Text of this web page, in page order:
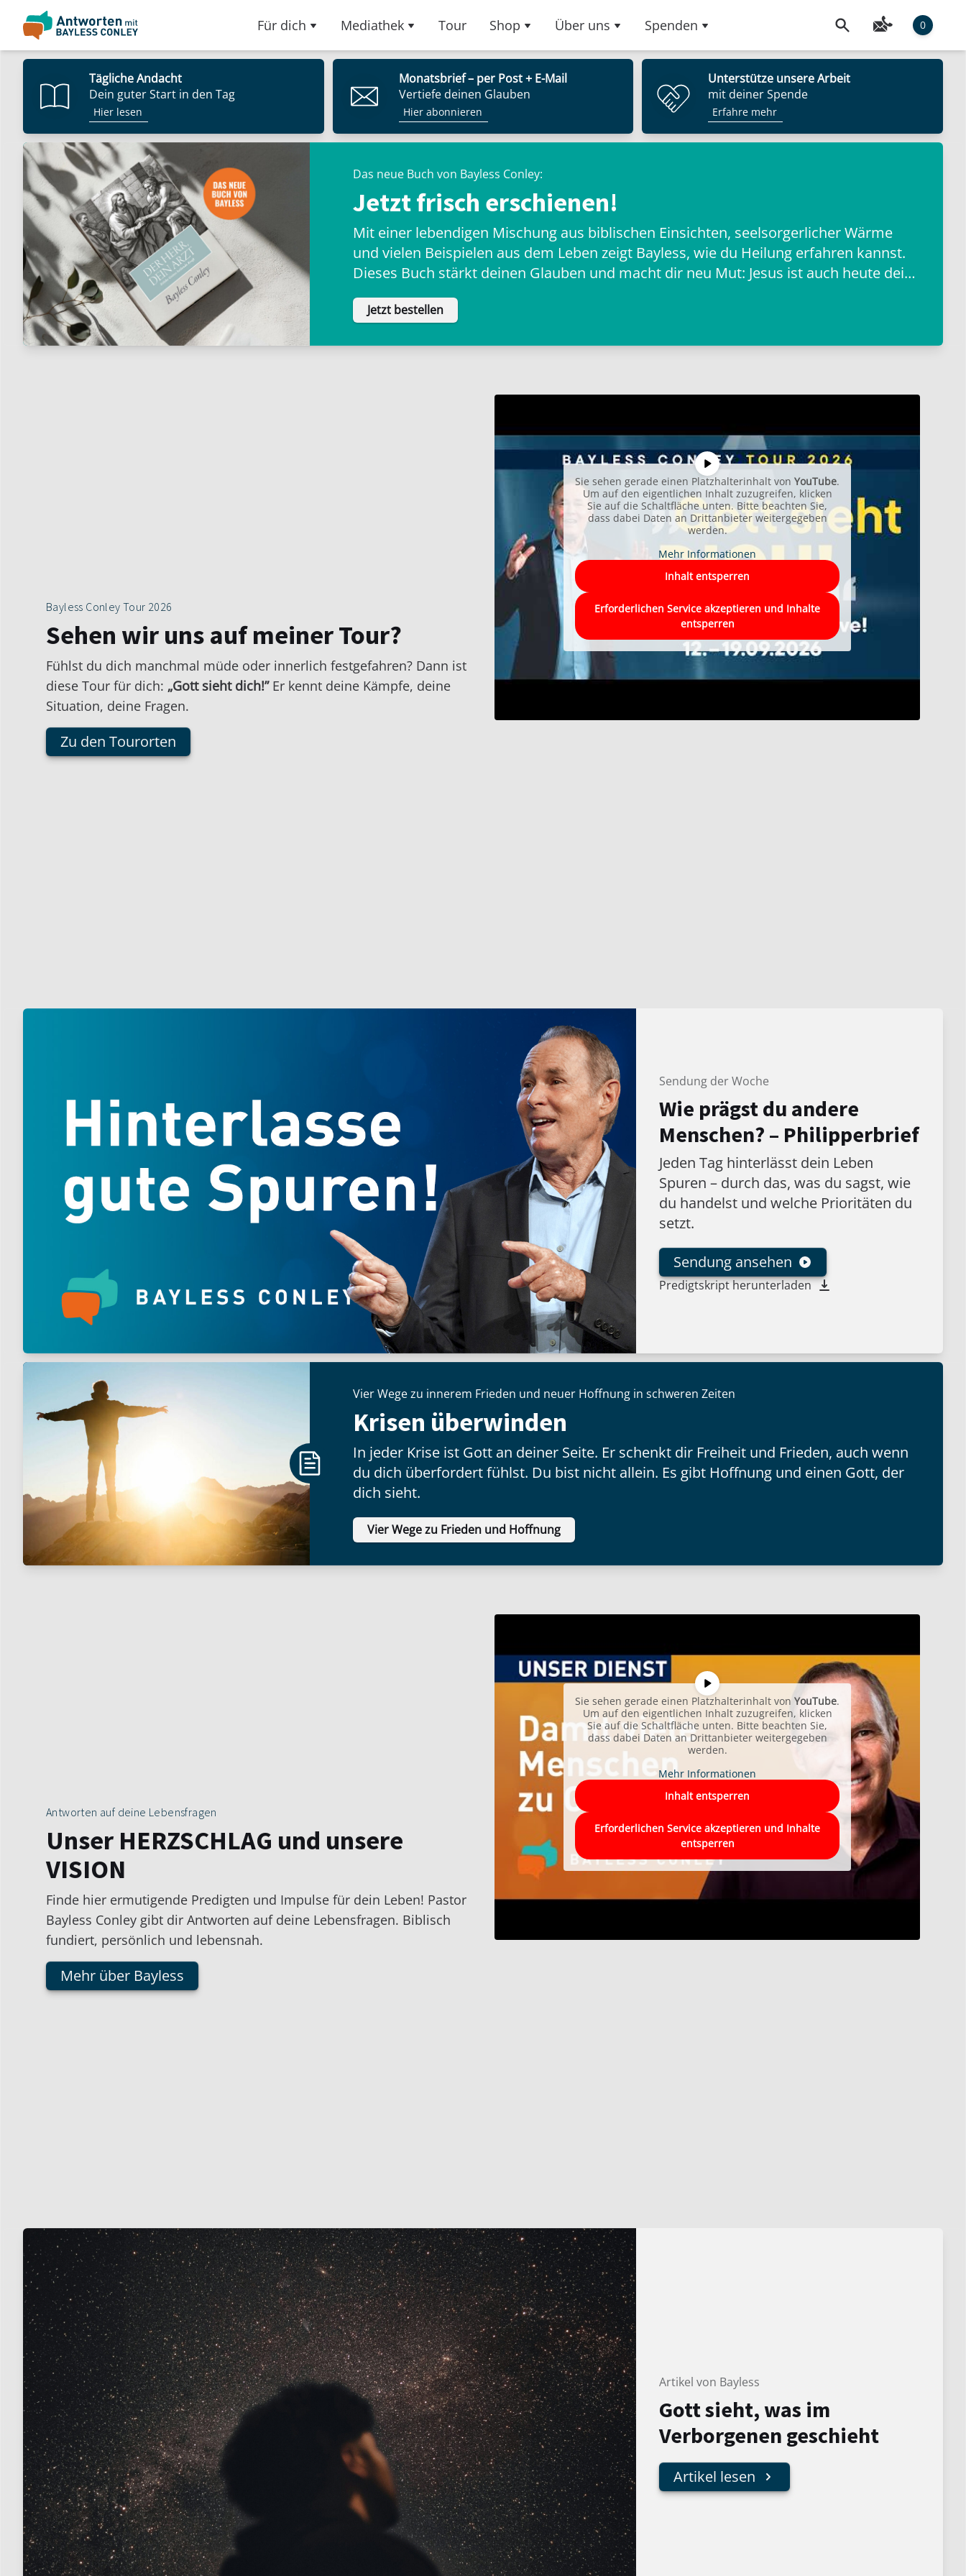
Für dich Mediathek Tour Shop Über uns Spenden 0
Tägliche Andacht
Dein guter Start in den Tag
Hier lesen
Monatsbrief – per Post + E-Mail
Vertiefe deinen Glauben
Hier abonnieren
Unterstütze unsere Arbeit
mit deiner Spende
Erfahre mehr
Das neue Buch von Bayless Conley:
Jetzt frisch erschienen!
Mit einer lebendigen Mischung aus biblischen Einsichten, seelsorgerlicher Wärme
und vielen Beispielen aus dem Leben zeigt Bayless, wie du Heilung erfahren kannst.
Dieses Buch stärkt deinen Glauben und macht dir neu Mut: Jesus ist auch heute dein
Arzt und er hat immer Sprechstunde.
Jetzt bestellen
Bayless Conley Tour 2026
Sehen wir uns auf meiner Tour?
Sie sehen gerade einen Platzhalterinhalt von YouTube.
Um auf den eigentlichen Inhalt zuzugreifen, klicken
Sie auf die Schaltfläche unten. Bitte beachten Sie,
dass dabei Daten an Drittanbieter weitergegeben
werden.
Mehr Informationen
Inhalt entsperren
Erforderlichen Service akzeptieren und Inhalte
entsperren
Fühlst du dich manchmal müde oder innerlich festgefahren? Dann ist
diese Tour für dich: „Gott sieht dich!”Er kennt deine Kämpfe, deine
Situation, deine Fragen.
Zu den Tourorten
Sendung der Woche
Wie prägst du andere
Menschen? – Philipperbrief
Jeden Tag hinterlässt dein Leben
Spuren – durch das, was du sagst, wie
du handelst und welche Prioritäten du
setzt.
Sendung ansehen
Predigtskript herunterladen
Vier Wege zu innerem Frieden und neuer Hoffnung in schweren Zeiten
Krisen überwinden
In jeder Krise ist Gott an deiner Seite. Er schenkt dir Freiheit und Frieden, auch wenn
du dich überfordert fühlst. Du bist nicht allein. Es gibt Hoffnung und einen Gott, der
dich sieht.
Vier Wege zu Frieden und Hoffnung
Antworten auf deine Lebensfragen
Unser HERZSCHLAG und unsere
VISION
Sie sehen gerade einen Platzhalterinhalt von YouTube.
Um auf den eigentlichen Inhalt zuzugreifen, klicken
Sie auf die Schaltfläche unten. Bitte beachten Sie,
dass dabei Daten an Drittanbieter weitergegeben
werden.
Mehr Informationen
Inhalt entsperren
Erforderlichen Service akzeptieren und Inhalte
entsperren
Finde hier ermutigende Predigten und Impulse für dein Leben! Pastor
Bayless Conley gibt dir Antworten auf deine Lebensfragen. Biblisch
fundiert, persönlich und lebensnah.
Mehr über Bayless
Artikel von Bayless
Gott sieht, was im
Verborgenen geschieht
Artikel lesen